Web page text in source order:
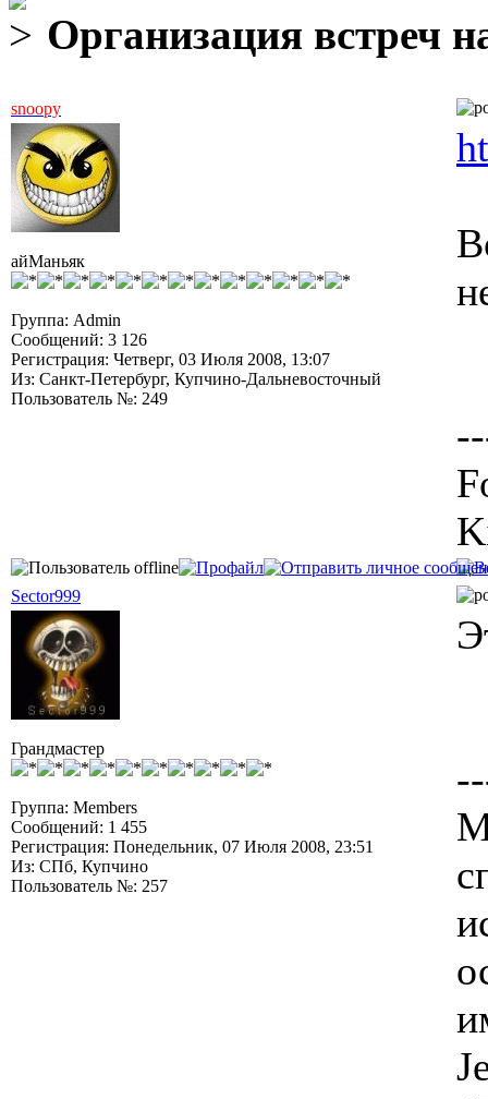
Организация встреч
snoopy
айМаньяк
Группа: Admin
Сообщений: 3 126
Регистрация: Четверг, 03 Июля 2008, 13:07
Из: Санкт-Петербург, Купчино-Дальневосточный
Пользователь №: 249
Sector999
Грандмастер
Группа: Members
Сообщений: 1 455
Регистрация: Понедельник, 07 Июля 2008, 23:51
Из: СПб, Купчино
Пользователь №: 257